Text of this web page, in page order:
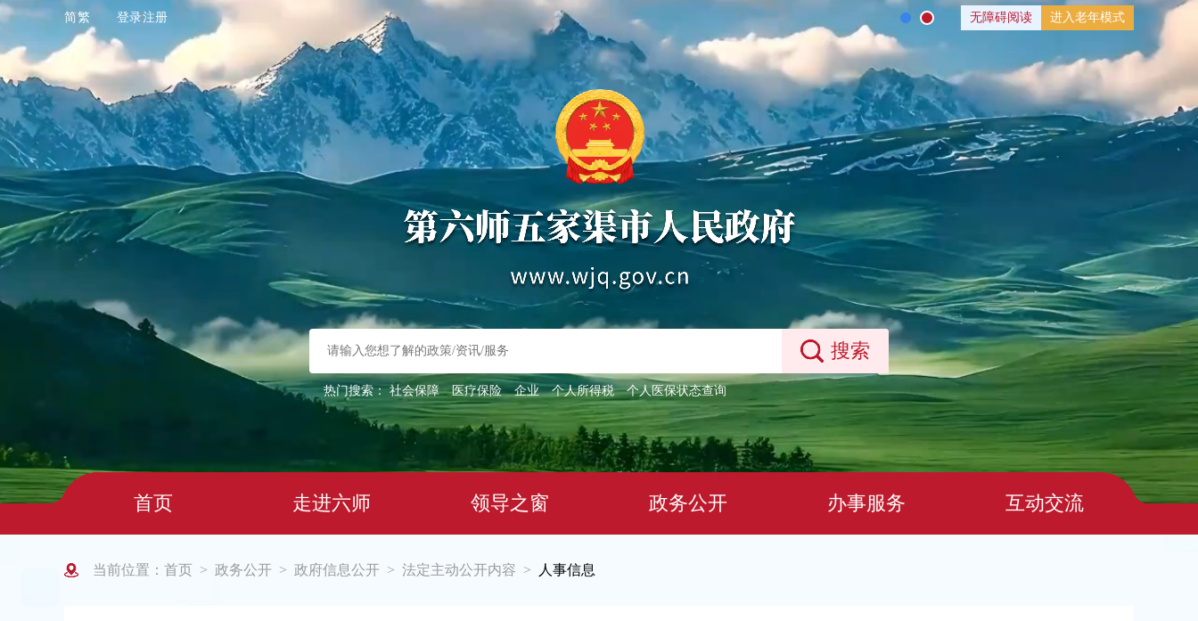
简繁 登录注册 无障碍阅读 进入老年模式
搜索
热门搜索： 社会保障 医疗保险 企业 个人所得税 个人医保状态查询
首页 走进六师 领导之窗 政务公开 办事服务 互动交流
当前位置： 首页 > 政务公开 > 政府信息公开 > 法定主动公开内容 > 人事信息